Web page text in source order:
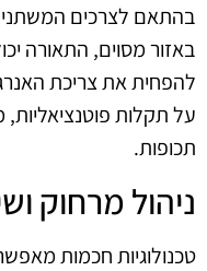
בהתאם לצרכים
באזור מסוים, התאורה
להפחית את צריכת
על תקלות
תכופות.
ניהול מרחוק
טכנולוגיות חכמות